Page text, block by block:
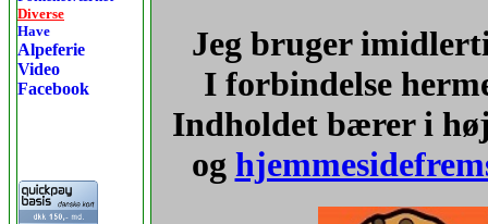
Diverse
Have
Alpeferie
Video
Facebook
Jeg bruger
I forbindelse
Indholdet bærer i
og